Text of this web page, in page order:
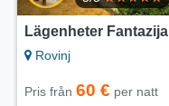
Lägenheter Fantazija
Rovinj
Pris från 60 € per natt